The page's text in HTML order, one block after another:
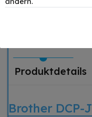
10ml
Produktdetails
Brother DCP-J